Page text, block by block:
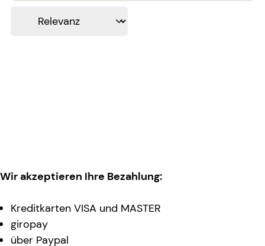
Wir akzeptieren Ihre Bezahlung:
Kreditkarten VISA und MASTER
giropay
über Paypal